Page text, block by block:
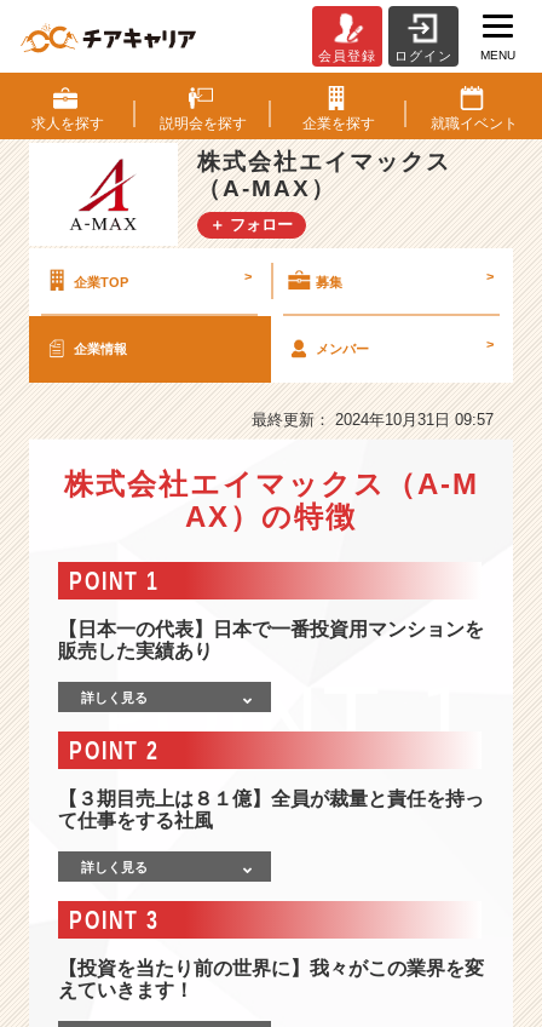
式
会
社
エ
イ
マ
ッ
（A
会
社
情
◤
代
表
営
業
マ
ン
◢
客
様
会員登録 ログイン MENU
求人を探す 説明会を探す 企業を探す 就職イベント
株式会社エイマックス
（A-MAX）
＋ フォロー
企業TOP > 募集 >
企業情報 メンバー >
最終更新： 2024年10月31日 09:57
株式会社エイマックス（A-M
AX）の特徴
POINT 1
【日本一の代表】日本で一番投資用マンションを
販売した実績あり
詳しく見る
POINT 2
【３期目売上は８１億】全員が裁量と責任を持っ
て仕事をする社風
詳しく見る
POINT 3
【投資を当たり前の世界に】我々がこの業界を変
えていきます！